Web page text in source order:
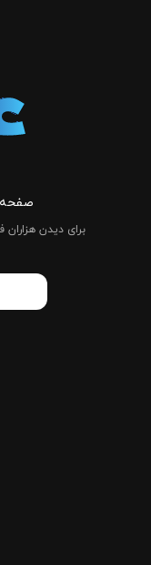
صفحه
برای دیدن